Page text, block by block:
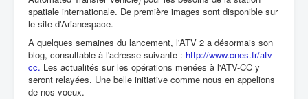
spatiale internationale. De première images sont disponible sur
le site d'Arianespace.
A quelques semaines du lancement, l'ATV 2 a désormais son
blog, consultable à l'adresse suivante : http://www.cnes.fr/atv-
cc. Les actualités sur les opérations menées à l'ATV-CC y
seront relayées. Une belle initiative comme nous en appelions
de nos voeux.